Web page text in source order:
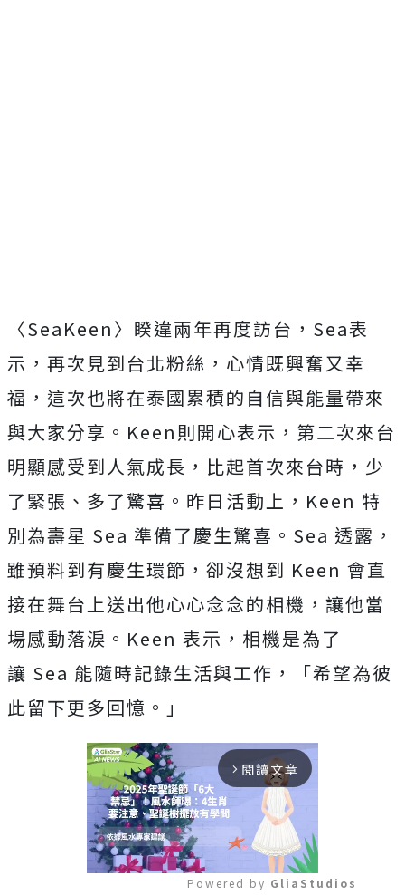
〈SeaKeen〉睽違兩年再度訪台， Sea表
示， 再次見到台北粉絲，心情既興奮又幸
福， 這次也將在泰國累積的自信與能量帶來
與大家分享。 Keen 則開心表示，第二次來台
明顯感受到人氣成長，比起首次來台時， 少
了緊張、多了驚喜。昨日活動上， Keen 特
別為壽星 Sea 準備了慶生驚喜。 Sea 透露，
雖預料到有慶生環節，卻沒想到 Keen 會直
接在舞台上送出他心心念念的相機，讓他當
場感動落淚。 Keen 表示，相機是為了
讓 Sea 能隨時記錄生活與工作，「希望為彼
此留下更多回憶。」
arrow_forward_ios 閱讀文章
Powered by GliaStudios